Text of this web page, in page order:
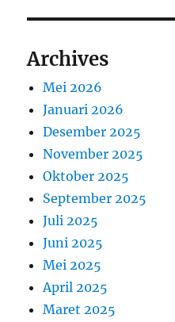
Archives
Mei 2026
Januari 2026
Desember 2025
November 2025
Oktober 2025
September 2025
Juli 2025
Juni 2025
Mei 2025
April 2025
Maret 2025